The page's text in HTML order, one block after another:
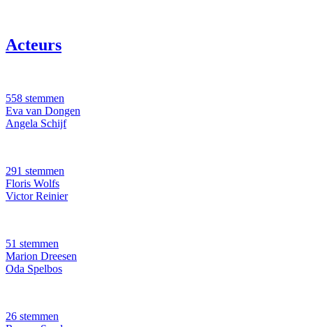
Acteurs
558 stemmen
Eva van Dongen
Angela Schijf
291 stemmen
Floris Wolfs
Victor Reinier
51 stemmen
Marion Dreesen
Oda Spelbos
26 stemmen